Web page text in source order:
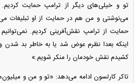
تو و خیلی‌های دیگر از ترامپ حمایت
می‌نوشتی و من هم در حمایت از او تبلیغات
حمایت از ترامپ نقش‌آفرینی کردیم.
اینکه بعدا نظرم عوض شد یا به خاطر بد
کشیدم نقش خودمان را منکر شویم.»
تاکر کارلسون ادامه می‌دهد: «تو و من و